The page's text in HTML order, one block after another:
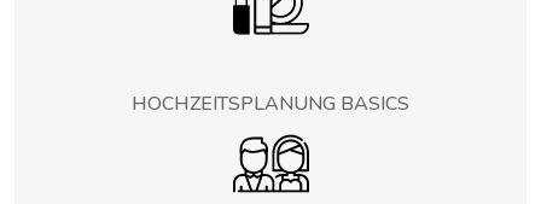
HOCHZEITSPLANUNG BASICS